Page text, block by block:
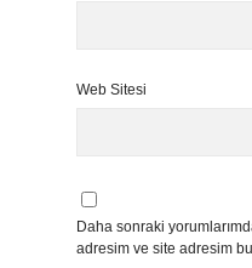
Web Sitesi
Daha sonraki
adresim ve site adresim